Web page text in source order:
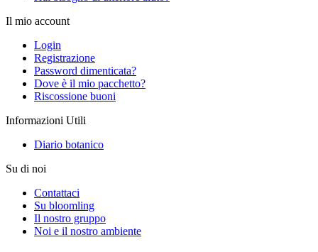
Il mio account
Login
Registrazione
Password dimenticata?
Dove è il mio pacchetto?
Riscossione buoni
Informazioni Utili
Diario botanico
Su di noi
Contattaci
Su bloomling
Il nostro gruppo
Noi e il nostro ambiente